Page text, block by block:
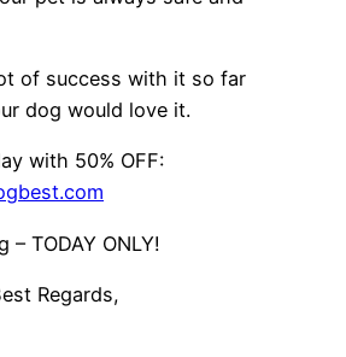
of success with it so far
dog would love it.
with 50% OFF:
– TODAY ONLY!
Regards,